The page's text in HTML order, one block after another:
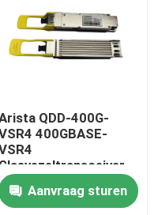
QDD-400G-
400GBASE-
Glasvezeltransceiver
tot 50m Toekomstige
optische
Aanvraag sturen